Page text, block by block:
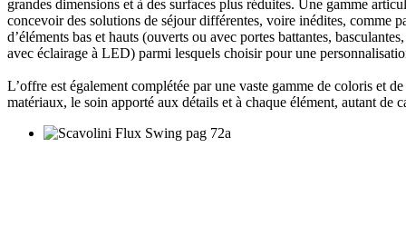
grandes dimensions et à des surfaces plus réduites. Une gamme
concevoir des solutions de séjour différentes, voire inédites, comme
d’éléments bas et hauts (ouverts ou avec portes battantes,
avec éclairage à LED) parmi lesquels choisir pour une
L’offre est également complétée par une vaste gamme de coloris
matériaux, le soin apporté aux détails et à chaque élément, autant